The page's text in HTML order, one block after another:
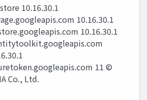
10.16.30.1
10.16.30.1
10.16.30.1
11 ©
Co., Ltd.